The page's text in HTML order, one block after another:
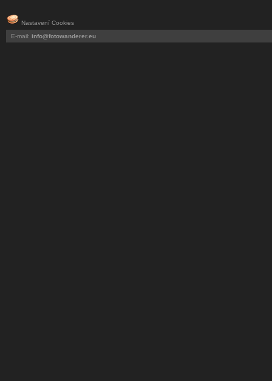
Nastavení Cookies
E-mail: info@fotowanderer.eu